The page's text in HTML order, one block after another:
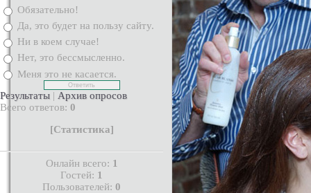
Обязательно!
Да, это будет на пользу сайту.
Ни в коем случае!
Нет, это бессмысленно.
Меня это не касается.
Результаты | Архив опросов
Всего ответов: 0
[Статистика]
Онлайн всего: 1
Гостей: 1
Пользователей: 0